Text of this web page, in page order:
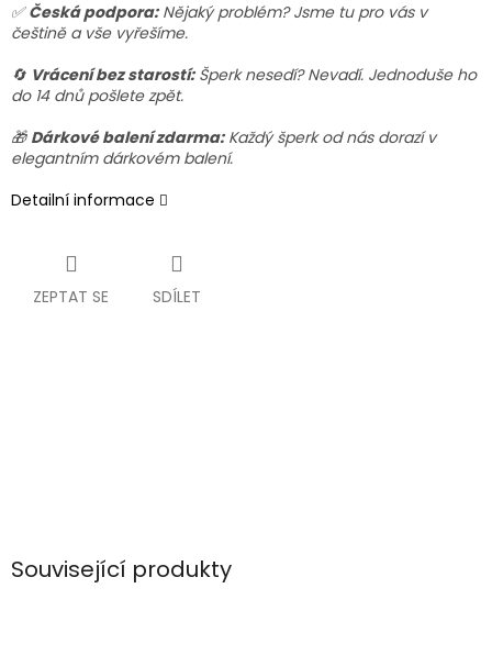
✅ Česká podpora:Nějaký problém? Jsme tu pro vás v
češtině a vše vyřešíme.
🔄 Vrácení bez starostí:Šperk nesedí? Nevadí. Jednoduše ho
do 14 dnů pošlete zpět.
🎁 Dárkové balení zdarma:Každý šperk od nás dorazí v
elegantním dárkovém balení.
Detailní informace
ZEPTAT SE SDÍLET
Související produkty